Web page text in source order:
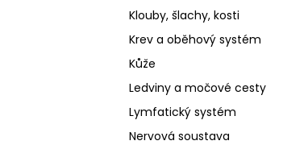
Klouby, šlachy, kosti
Krev a oběhový systém
Kůže
Ledviny a močové cesty
Lymfatický systém
Nervová soustava